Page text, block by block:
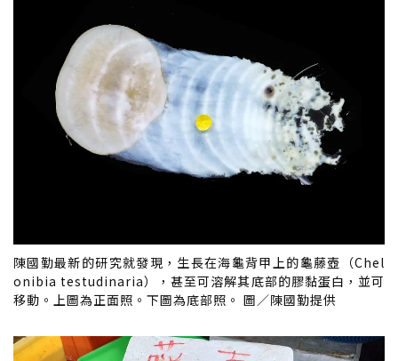
陳國勤最新的研究就發現，生長在海龜背甲上的龜藤壺（Chel
onibia testudinaria），甚至可溶解其底部的膠黏蛋白，並可
移動。上圖為正面照。下圖為底部照。 圖／陳國勤提供